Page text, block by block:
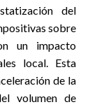
del
sobre
un impacto
local. Esta
de la
volumen de